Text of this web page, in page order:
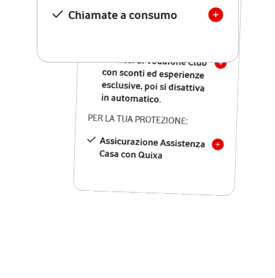
Chiamate a consumo
nazionali
12 mesi di Vodafone Club
con sconti ed esperienze
esclusive, poi si disattiva
in automatico.
PER LA TUA PROTEZIONE:
Assicurazione Assistenza
Casa con Quixa